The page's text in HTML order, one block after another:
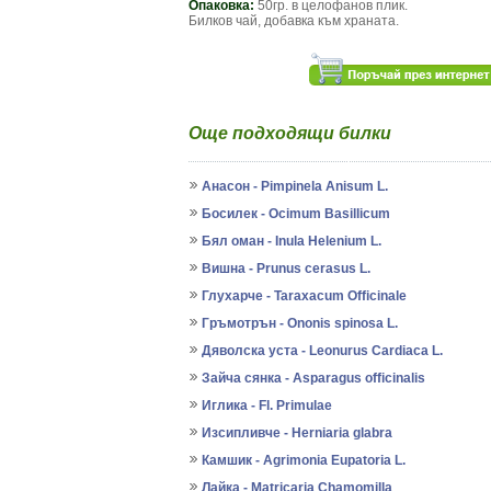
Опаковка: 50гр. в целофанов плик.
Билков чай, добавка към храната.
Още подходящи билки
Анасон - Pimpinela Anisum L.
Босилек - Ocimum Basillicum
Бял оман - Inula Helenium L.
Вишна - Prunus cerasus L.
Глухарче - Taraxacum Officinale
Гръмотрън - Ononis spinosa L.
Дяволска уста - Leonurus Cardiaca L.
Зайча сянка - Asparagus officinalis
Иглика - Fl. Primulae
Изсипливче - Herniaria glabra
Камшик - Agrimonia Eupatoria L.
Лайка - Matricaria Chamomilla